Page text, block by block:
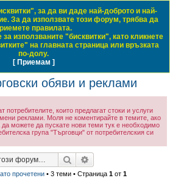
Club Bulgaria
Влез
Регистрация
Деу-Шевролет Клуб България
теми
обяви и реклами
които предлагат стоки и услуги
реклами. Моля не коментирайте в темите, ако
можете да пускате нови теми тук е необходимо
група "Търговци" от потребителския си
Търсене
прочетени• 3 теми • Страница 1от 1
за да ви даде най-доброто и най-
За да използвате този форум, трябва да
правилата.
използваните "бисквитки", като кликнете
на главната страница или връзката
по-долу.
[ Приемам ]